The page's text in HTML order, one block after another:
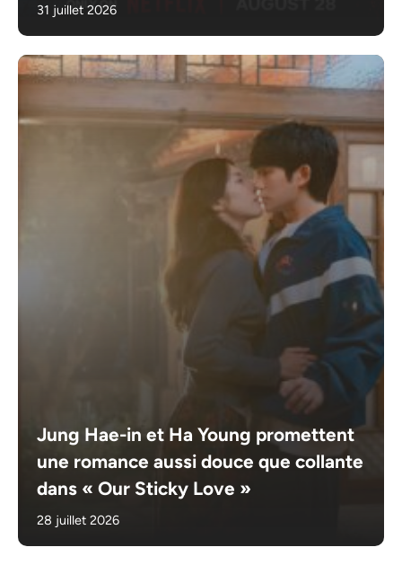
31 juillet 2026
Jung Hae-in et Ha Young promettent
une romance aussi douce que collante
dans « Our Sticky Love »
28 juillet 2026